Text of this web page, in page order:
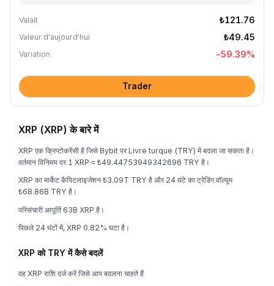
Valait ₺121.76
Valeur d'aujourd'hui ₺49.45
Variation -59.39%
Trader
XRP (XRP) के बारे में
XRP एक क्रिप्टोकरेंसी है जिसे Bybit पर Livre turque (TRY) में बदला जा सकता है।
वर्तमान विनिमय दर 1 XRP = ₺49.44753949342696 TRY है।
XRP का मार्केट कैपिटलाइजेशन ₺3.09T TRY है और 24 घंटे का ट्रेडिंग वॉल्यूम
₺68.86B TRY है।
परिसंचारी आपूर्ति 63B XRP है।
पिछले 24 घंटों में, XRP 0.82% घटा है।
XRP को TRY में कैसे बदलें
वह XRP राशि दर्ज करें जिसे आप बदलना चाहते हैं